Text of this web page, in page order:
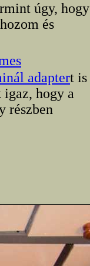
úgy, hogy
és
adaptert is
hogy a
részben